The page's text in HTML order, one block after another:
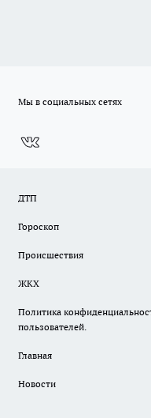
Мы в социальных сетях
ДТП
Гороскоп
Происшествия
ЖКХ
Политика
пользователей.
Главная
Новости